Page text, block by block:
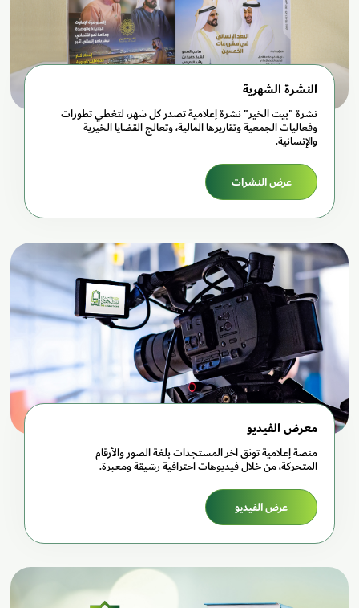
النشرة الشهرية
نشرة "بيت الخير" نشرة إعلامية تصدر كل شهر، لتغطي تطورات
وفعاليات الجمعية وتقاريرها المالية، وتعالج القضايا الخيرية
والإنسانية.
عرض النشرات
معرض الفيديو
منصة إعلامية توثق آخر المستجدات بلغة الصور والأرقام
المتحركة، من خلال فيديوهات احترافية رشيقة ومعبرة.
عرض الفيديو